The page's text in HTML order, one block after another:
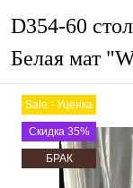
D354-60
Белая мат
Sale - Уценка
Скидка 35%
БРАК